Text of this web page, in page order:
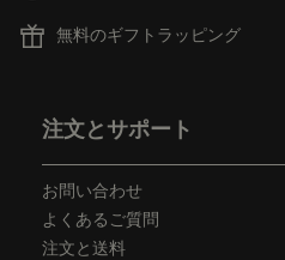
無料のギフトラッピング
注文とサポート
お問い合わせ
よくあるご質問
注文と送料